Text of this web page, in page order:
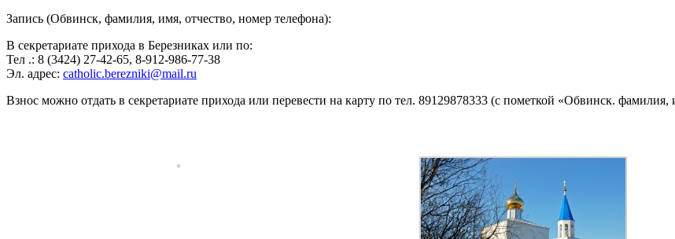
Запись (Обвинск, фамилия, имя, отчество, номер телефона):
В секретариате прихода в Березниках или по:
Тел .: 8 (3424) 27-42-65, 8-912-986-77-38
Эл. адрес: catholic.berezniki@mail.ru
Взнос можно отдать в секретариате прихода или перевести на карту по тел. 89129878333 (с пометкой «Обвинск. фамилия,